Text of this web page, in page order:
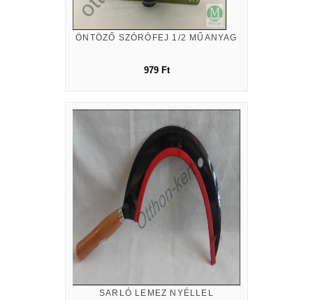
ÖNTÖZŐ SZÓRÓFEJ 1/2 MŰANYAG
979 Ft
SARLÓ LEMEZ NYÉLLEL